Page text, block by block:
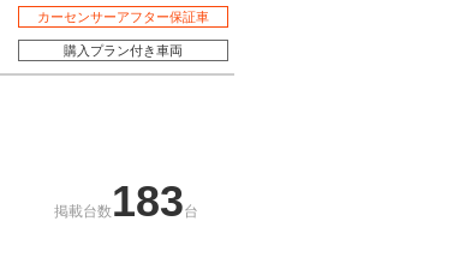
カーセンサーアフター保証車
購入プラン付き車両
掲載台数 183台